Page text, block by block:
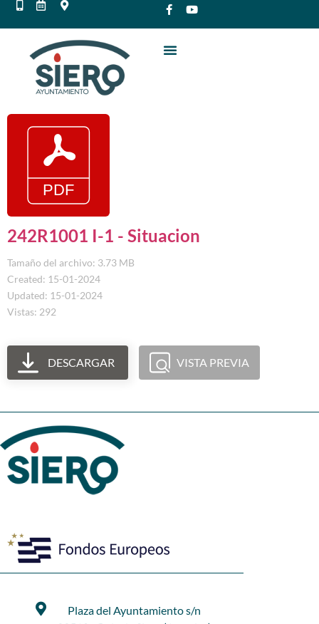
242R1001 I-1 - Situacion
Tamaño del archivo: 3.73 MB
Created: 15-01-2024
Updated: 15-01-2024
Vistas: 292
DESCARGAR VISTA PREVIA
Plaza del Ayuntamiento s/n